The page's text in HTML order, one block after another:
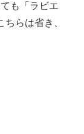
ても「ラビエ
らは省き、